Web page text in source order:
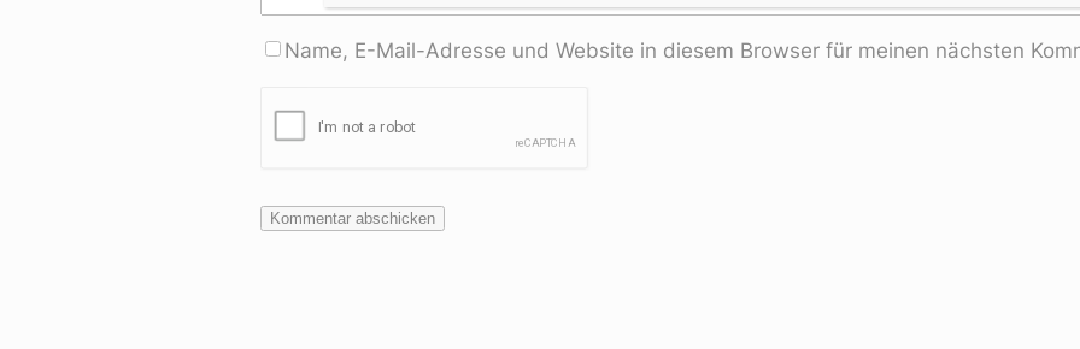
Name, E-Mail-Adresse und Website in diesem Browser für meinen nächsten